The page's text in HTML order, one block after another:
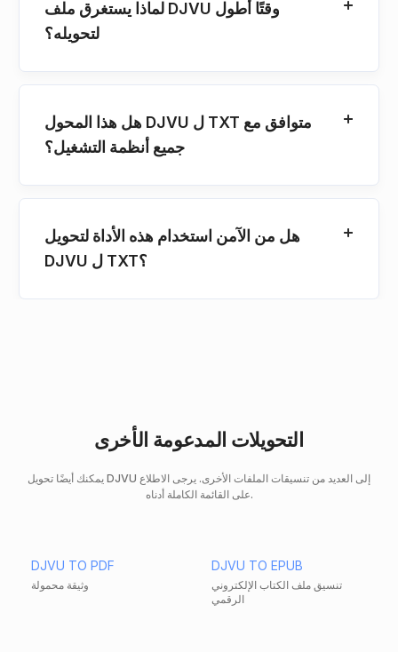
لماذا يستغرق ملف DJVU وقتًا أطول
لتحويله؟
هل هذا المحول DJVU ل TXT متوافق مع
جميع أنظمة التشغيل؟
هل من الآمن استخدام هذه الأداة لتحويل
DJVU ل TXT؟
التحويلات المدعومة الأخرى
يمكنك أيضًا تحويل DJVU إلى العديد من تنسيقات الملفات الأخرى. يرجى الاطلاع
على القائمة الكاملة أدناه.
DJVU TO PDF
وثيقة محمولة
DJVU TO EPUB
تنسيق ملف الكتاب الإلكتروني
الرقمي